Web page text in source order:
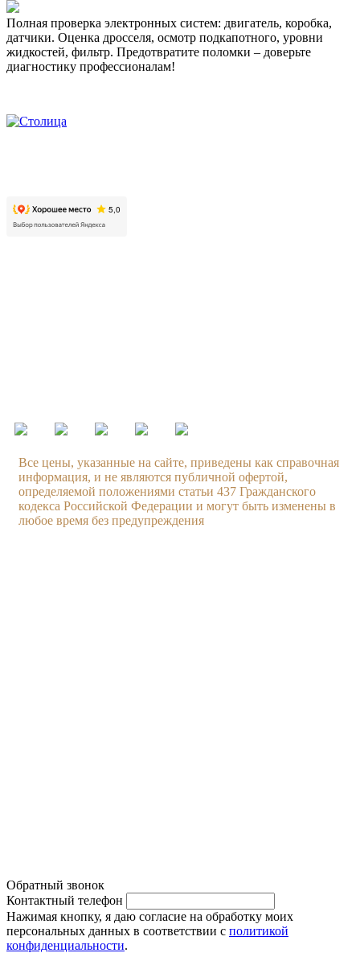
Полная проверка электронных систем: двигатель, коробка,
датчики. Оценка дросселя, осмотр подкапотного, уровни
жидкостей, фильтр. Предотвратите поломки – доверьте
диагностику профессионалам!
Все цены, указанные на сайте, приведены как справочная
информация, и не являются публичной офертой,
определяемой положениями статьи 437 Гражданского
кодекса Российской Федерации и могут быть изменены в
любое время без предупреждения
Обратный звонок
Контактный телефон
Нажимая кнопку, я даю согласие на обработку моих
персональных данных в соответствии с политикой
конфиденциальности.